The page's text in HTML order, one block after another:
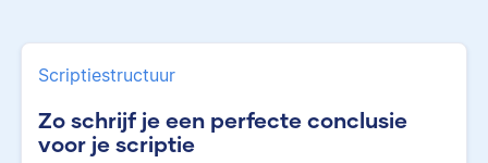
Scriptiestructuur
Zo schrijf je een perfecte conclusie
voor je scriptie